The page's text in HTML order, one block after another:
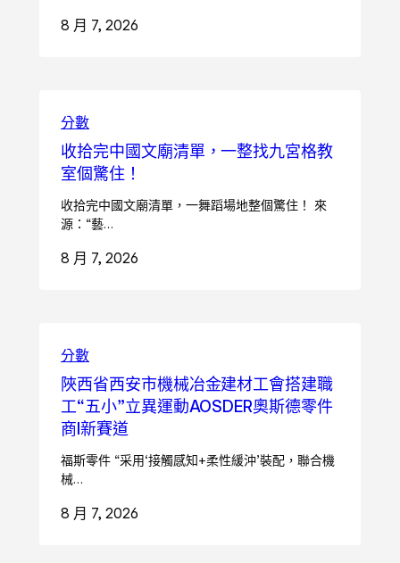
8 月 7, 2026
分數
收拾完中國文廟清單，一整找九宮格教
室個驚住！
收拾完中國文廟清單，一舞蹈場地整個驚住！ 來
源：“藝…
8 月 7, 2026
分數
陜西省西安市機械冶金建材工會搭建職
工“五小”立異運動AOSDER奧斯德零件
商I新賽道
福斯零件 “采用‘接觸感知+柔性緩沖’裝配，聯合機
械…
8 月 7, 2026